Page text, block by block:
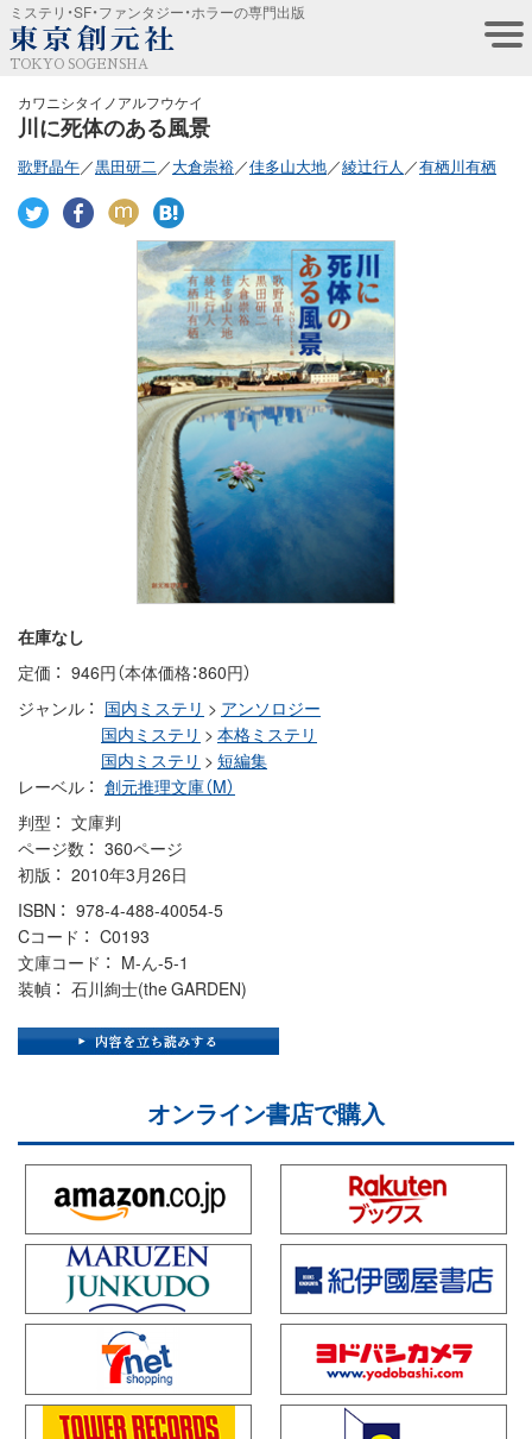
ミステリ・SF・ファンタジー・ホラーの専門出版
TOKYO SOGENSHA
カワニシタイノアルフウケイ
川に死体のある風景
歌野晶午／黒田研二／大倉崇裕／佳多山大地／綾辻行人 ／有栖川有栖
在庫なし
定価
946円（本体価格：860円）
ジャンル
国内ミステリ > アンソロジー
国内ミステリ > 本格ミステリ
国内ミステリ > 短編集
レーベル
創元推理文庫（M）
判型
文庫判
ページ数
360ページ
初版
2010年3月26日
ISBN
978-4-488-40054-5
Cコード
C0193
文庫コード
M-ん-5-1
装幀
石川絢士(the GARDEN)
オンライン書店で購入